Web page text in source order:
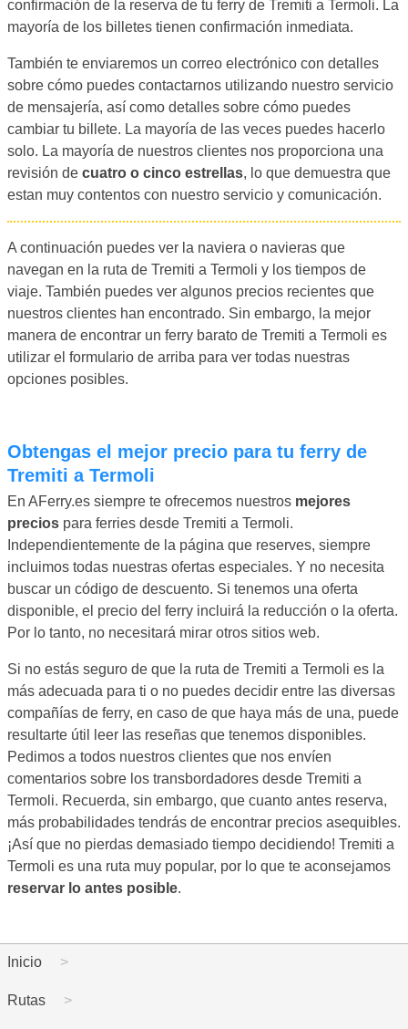
confirmación de la reserva de tu ferry de Tremiti a Termoli. La
mayoría de los billetes tienen confirmación inmediata.
También te enviaremos un correo electrónico con detalles
sobre cómo puedes contactarnos utilizando nuestro servicio
de mensajería, así como detalles sobre cómo puedes
cambiar tu billete. La mayoría de las veces puedes hacerlo
solo. La mayoría de nuestros clientes nos proporciona una
revisión de cuatro o cinco estrellas, lo que demuestra que
estan muy contentos con nuestro servicio y comunicación.
A continuación puedes ver la naviera o navieras que
navegan en la ruta de Tremiti a Termoli y los tiempos de
viaje. También puedes ver algunos precios recientes que
nuestros clientes han encontrado. Sin embargo, la mejor
manera de encontrar un ferry barato de Tremiti a Termoli es
utilizar el formulario de arriba para ver todas nuestras
opciones posibles.
Obtengas el mejor precio para tu ferry de
Tremiti a Termoli
En AFerry.es siempre te ofrecemos nuestros mejores
precios para ferries desde Tremiti a Termoli.
Independientemente de la página que reserves, siempre
incluimos todas nuestras ofertas especiales. Y no necesita
buscar un código de descuento. Si tenemos una oferta
disponible, el precio del ferry incluirá la reducción o la oferta.
Por lo tanto, no necesitará mirar otros sitios web.
Si no estás seguro de que la ruta de Tremiti a Termoli es la
más adecuada para ti o no puedes decidir entre las diversas
compañías de ferry, en caso de que haya más de una, puede
resultarte útil leer las reseñas que tenemos disponibles.
Pedimos a todos nuestros clientes que nos envíen
comentarios sobre los transbordadores desde Tremiti a
Termoli. Recuerda, sin embargo, que cuanto antes reserva,
más probabilidades tendrás de encontrar precios asequibles.
¡Así que no pierdas demasiado tiempo decidiendo! Tremiti a
Termoli es una ruta muy popular, por lo que te aconsejamos
reservar lo antes posible.
Inicio
Rutas